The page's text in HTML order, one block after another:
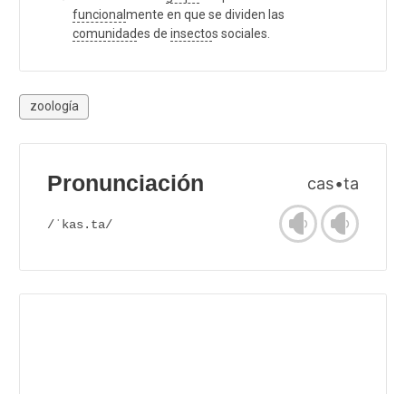
funcional mente en que se dividen las
comunidades de insectos sociales.
zoología
Pronunciación cas•ta
/ˈkas.ta/